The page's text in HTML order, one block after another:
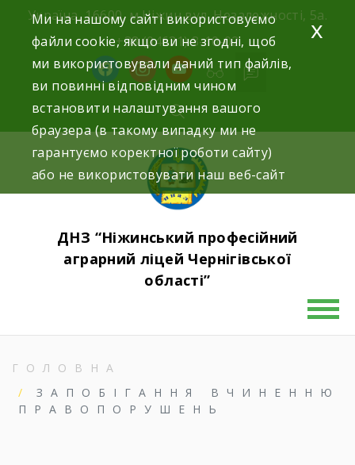
content
Україна, 16600, м.Ніжин вул. Незалежності, 5а.
+38 (04631) 3-10-02
facebookinstagram
youtube
ДНЗ “Ніжинський професійний
аграрний ліцей Чернігівської
області”
ГОЛОВНА
ЗАПОБІГАННЯ ВЧИНЕННЮ
ПРАВОПОРУШЕНЬ
Ми на нашому сайті використовуємо
файли cookie, якщо ви не згодні, щоб
ми використовували даний тип файлів,
ви повинні відповідним чином
встановити налаштування вашого
браузера (в такому випадку ми не
гарантуємо коректної роботи сайту)
або не використовувати наш веб-сайт
x